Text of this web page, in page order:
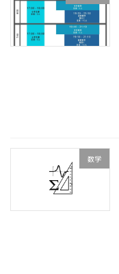
数学